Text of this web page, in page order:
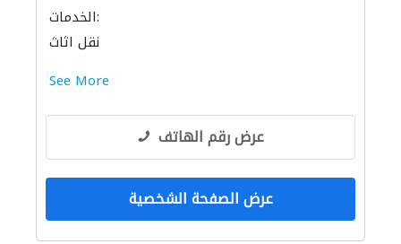
الخدمات:
نقل اثاث
See More
عرض رقم الهاتف
عرض الصفحة الشخصية